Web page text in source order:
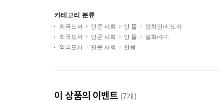
카테고리 분류
외국도서 인문 사회 인 물
정치인/지도자
외국도서
인문 사회 인 물
실화/수기
외국도서
인문 사회 인물
이 상품의 이벤트 (7개)